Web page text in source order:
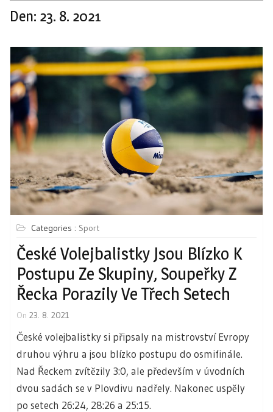
Den: 23. 8. 2021
Categories : Sport
České Volejbalistky Jsou Blízko K
Postupu Ze Skupiny, Soupeřky Z
Řecka Porazily Ve Třech Setech
On 23. 8. 2021
České volejbalistky si připsaly na mistrovství Evropy
druhou výhru a jsou blízko postupu do osmifinále.
Nad Řeckem zvítězily 3:0, ale především v úvodních
dvou sadách se v Plovdivu nadřely. Nakonec uspěly
po setech 26:24, 28:26 a 25:15.